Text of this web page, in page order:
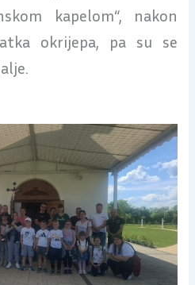
kapelom“, nakon
okrijepa, pa su se